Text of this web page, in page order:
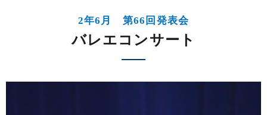
2年6月 第66回発表会
バレエコンサート